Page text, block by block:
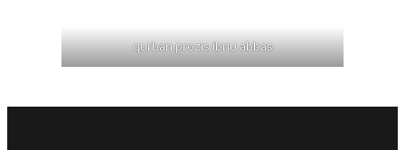
qurban prozis ibnu abbas